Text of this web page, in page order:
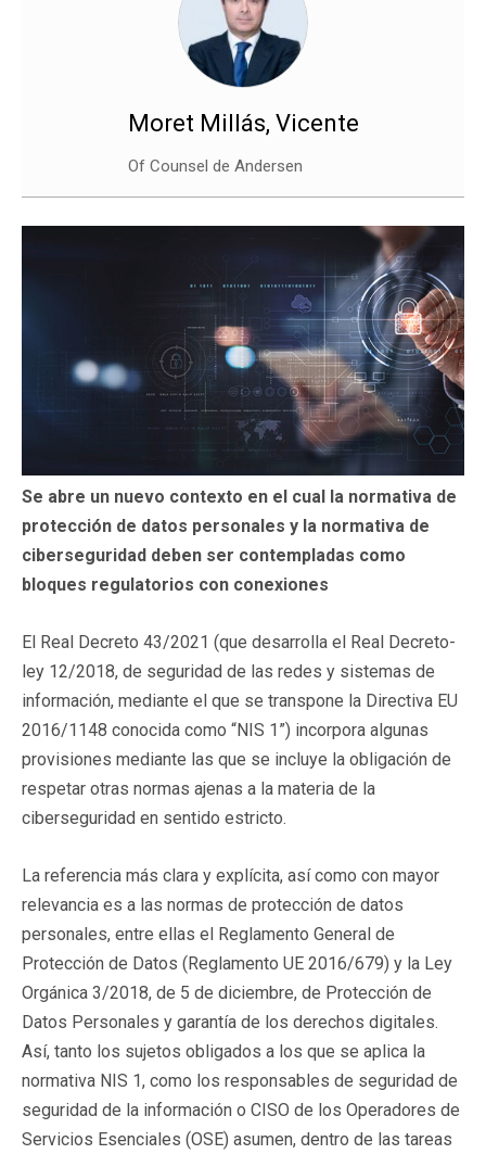
Moret Millás, Vicente
Of Counsel de Andersen
Se abre un nuevo contexto en el cual la normativa de
protección de datos personales y la normativa de
ciberseguridad deben ser contempladas como
bloques regulatorios con conexiones
El Real Decreto 43/2021 (que desarrolla el Real Decreto-
ley 12/2018, de seguridad de las redes y sistemas de
información, mediante el que se transpone la Directiva EU
2016/1148 conocida como “NIS 1”) incorpora algunas
provisiones mediante las que se incluye la obligación de
respetar otras normas ajenas a la materia de la
ciberseguridad en sentido estricto.
La referencia más clara y explícita, así como con mayor
relevancia es a las normas de protección de datos
personales, entre ellas el Reglamento General de
Protección de Datos (Reglamento UE 2016/679) y la Ley
Orgánica 3/2018, de 5 de diciembre, de Protección de
Datos Personales y garantía de los derechos digitales.
Así, tanto los sujetos obligados a los que se aplica la
normativa NIS 1, como los responsables de seguridad de
seguridad de la información o CISO de los Operadores de
Servicios Esenciales (OSE) asumen, dentro de las tareas